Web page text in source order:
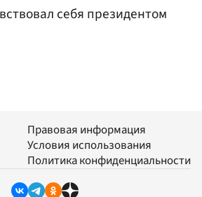
себя президентом
Правовая информация
Условия использования
Политика конфиденциальности